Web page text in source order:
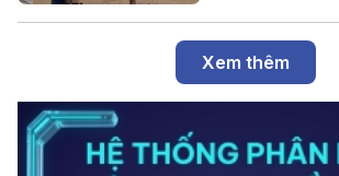
Xem thêm